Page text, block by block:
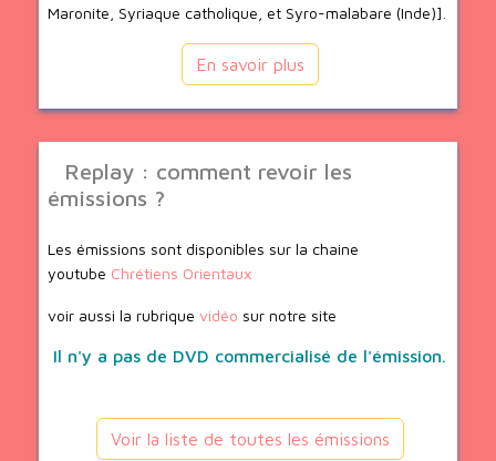
Maronite, Syriaque catholique, et Syro-malabare (Inde)].
En savoir plus
Replay : comment revoir les
émissions ?
Les émissions sont disponibles sur la chaine
youtube Chrétiens Orientaux
voir aussi la rubrique vidéo sur notre site
Il n'y a pas de DVD commercialisé de l'émission.
Voir la liste de toutes les émissions